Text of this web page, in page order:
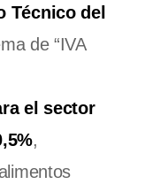
Técnico del
de “IVA
el sector
,